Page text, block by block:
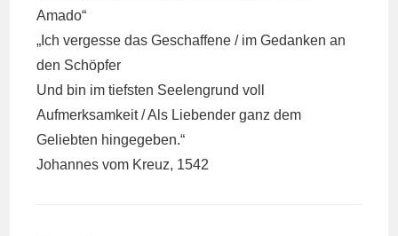
Amado“
„Ich vergesse das Geschaffene / im Gedanken an
den Schöpfer
Und bin im tiefsten Seelengrund voll
Aufmerksamkeit / Als Liebender ganz dem
Geliebten hingegeben.“
Johannes vom Kreuz, 1542